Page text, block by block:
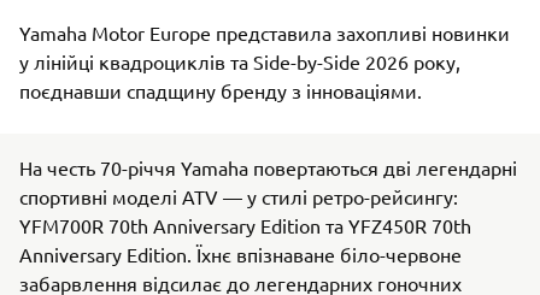
Yamaha Motor Europe представила захопливі новинки
у лінійці квадроциклів та Side-by-Side 2026 року,
поєднавши спадщину бренду з інноваціями.
На честь 70-річчя Yamaha повертаються дві легендарні
спортивні моделі ATV — у стилі ретро-рейсингу:
YFM700R 70th Anniversary Edition та YFZ450R 70th
Anniversary Edition. Їхнє впізнаване біло-червоне
забарвлення відсилає до легендарних гоночних